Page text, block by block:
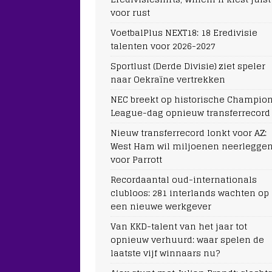
voor rust
VoetbalPlus NEXT18: 18 Eredivisie
talenten voor 2026-2027
Sportlust (Derde Divisie) ziet speler
naar Oekraïne vertrekken
NEC breekt op historische
League-dag opnieuw transferrecord
Nieuw transferrecord lonkt voor AZ:
West Ham wil miljoenen
voor Parrott
Recordaantal oud-internationals
clubloos: 281 interlands wachten op
een nieuwe werkgever
Van KKD-talent van het jaar tot
opnieuw verhuurd: waar spelen de
laatste vijf winnaars nu?